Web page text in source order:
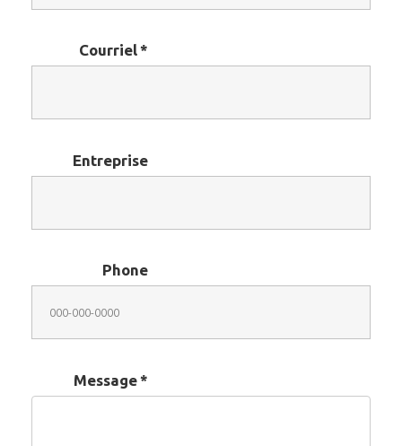
Courriel*
Entreprise
Phone
Message*